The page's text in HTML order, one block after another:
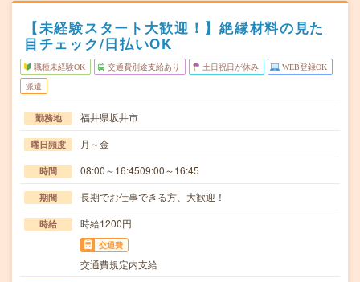
【未経験スタート大歓迎！】絶縁材料の見た
目チェック/日払いOK
職種未経験OK 交通費別途支給あり 土日祝日が休み WEB登録OK
派遣
勤務地 福井県坂井市
曜日頻度 月～金
時間 08:00～16:4509:00～16:45
期間 長期でお仕事できる方、大歓迎！
時給 時給1200円
交通費
交通費規定内支給